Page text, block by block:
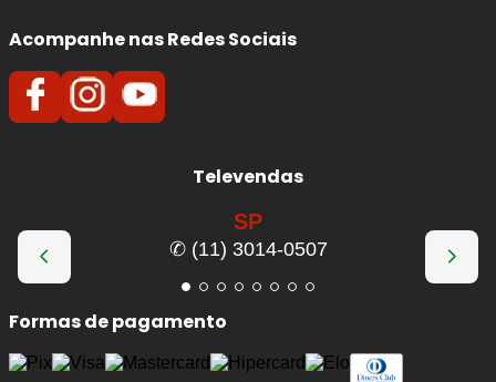
Acompanhe nas Redes Sociais
Televendas
SP
✆ (11) 3014-0507
Formas de pagamento